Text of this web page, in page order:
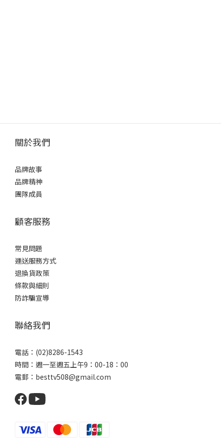
關於我們
品牌故事
品牌精神
團隊成員
顧客服務
常見問題
運送服務方式
退換貨政策
條款與細則
防詐騙宣導
聯絡我們
電話：(02)8286-1543
時間：週一至週五上午9：00-18：00
電郵：besttv508@gmail.com